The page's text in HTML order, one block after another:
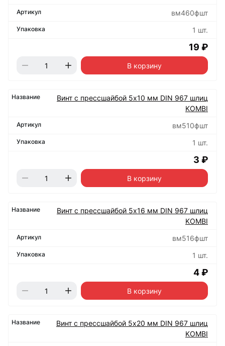
вм460фшт
1 шт.
19 ₽
В корзину
Винт с прессшайбой 5х10 мм DIN 967 шлиц
KOMBI
вм510фшт
1 шт.
3 ₽
В корзину
Винт с прессшайбой 5х16 мм DIN 967 шлиц
KOMBI
вм516фшт
1 шт.
4 ₽
В корзину
Винт с прессшайбой 5х20 мм DIN 967 шлиц
KOMBI